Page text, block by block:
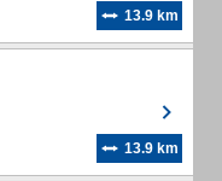
13.9 km
13.9 km